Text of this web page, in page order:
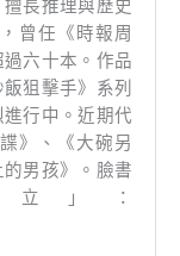
曾任《時報周
六十本。作品
狙擊手》系列
行中。近期代
》、《大碗另
男孩》。臉書
」：